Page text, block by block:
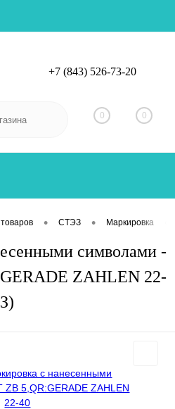
Вход
+7 (843) 526-73-20
0 0
• СТЭЗ • Маркировка
символами -
ZAHLEN 22-